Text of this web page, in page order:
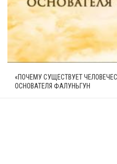
«ПОЧЕМУ СУЩЕСТВУЕТ
ОСНОВАТЕЛЯ ФАЛУНЬГУН